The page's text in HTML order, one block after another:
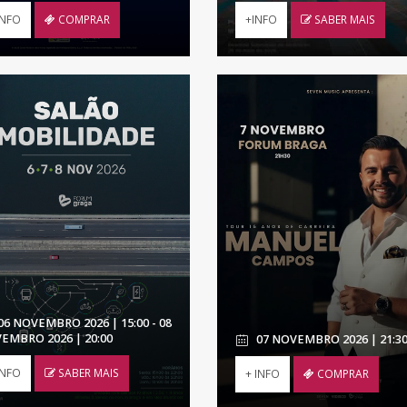
COMPRAR +INFO SABER MAIS
NOVEMBRO 2026 | 15:00 - 08
2026 | 20:00
SABER MAIS
07 NOVEMBRO 2026 | 21:30
+ INFO COMPRAR